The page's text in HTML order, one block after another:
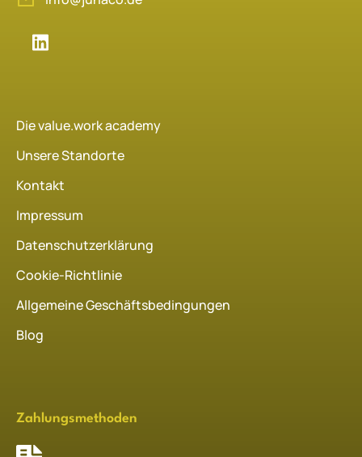
Die value.work academy
Unsere Standorte
Kontakt
Impressum
Datenschutzerklärung
Cookie-Richtlinie
Allgemeine Geschäftsbedingungen
Blog
Zahlungsmethoden